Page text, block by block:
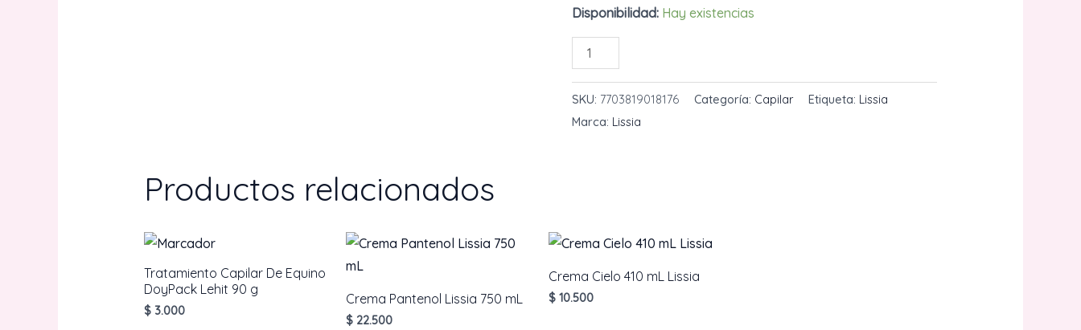
Disponibilidad: Hay existencias
Shampoo
Crece
Pelo
850
SKU: 7703819018176 Categoría: Capilar Etiqueta: Lissia
Marca: Lissia
Productos relacionados
Tratamiento Capilar De Equino
DoyPack Lehit 90 g
$3.000
Crema Pantenol Lissia 750 mL
$ 22.500
Crema Cielo 410 mL Lissia
$ 10.500